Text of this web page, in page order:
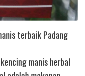
terbaik Padang
manis herbal